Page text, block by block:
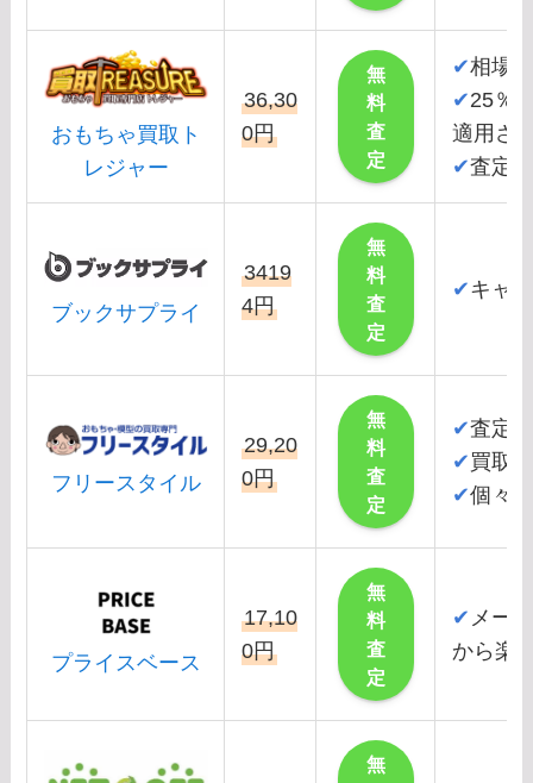
おもちゃ買取ト
レジャー
36,30
0円
無
料
査
定
✔相場
✔25％
適用さ
✔査定
ブックサプライ
3419
4円
無
料
査
定
✔キャ
フリースタイル
29,20
0円
無
料
査
定
✔査定
✔買取
✔個々
プライスベース
17,10
0円
無
料
査
定
✔ メー
から楽
無